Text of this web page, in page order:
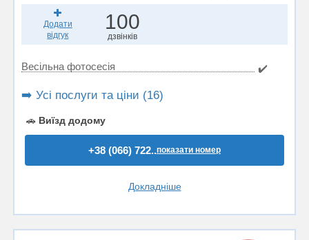
Додати
відгук
100
дзвінків
Весільна фотосесія ✔️
➡️ Усі послуги та ціни (16)
🚗 Виїзд додому
+38 (066) 722..показати номер
Докладніше